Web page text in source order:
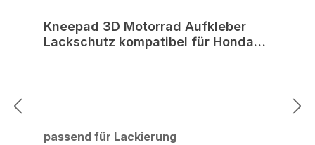
Kneepad 3D Motorrad Aufkleber
Lackschutz kompatibel für Honda
passend für Lackierungauswählen